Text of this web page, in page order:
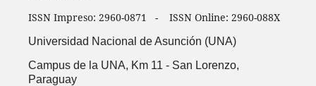
ISSN Impreso: 2960-0871 - ISSN Online: 2960-088X
Universidad Nacional de Asunción (UNA)
Campus de la UNA, Km 11 - San Lorenzo,
Paraguay